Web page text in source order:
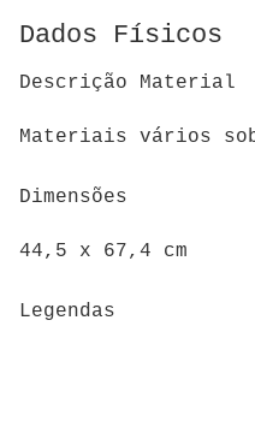
Dados Físicos
Descrição Material
Materiais vários
Dimensões
44,5 x 67,4 cm
Legendas